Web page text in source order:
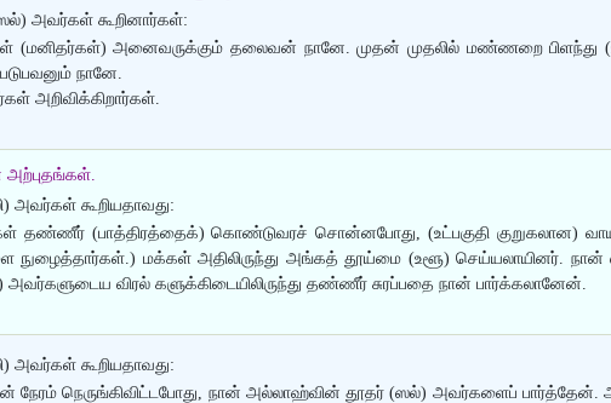
அவர்கள் கூறினார்கள்:
(மனிதர்கள்) அனைவருக்கும் தலைவன் நானே. முதன் முதலில் மண்ணறை பிளந்து
நானே.
அறிவிக்கிறார்கள்.
அற்புதங்கள்.
அவர்கள் கூறியதாவது:
தண்ணீர் (பாத்திரத்தைக்) கொண்டுவரச் சொன்னபோது, (உட்பகுதி குறுகலான)
நுழைத்தார்கள்.) மக்கள் அதிலிருந்து அங்கத் தூய்மை (உளூ) செய்யலாயினர்.
அவர்களுடைய விரல் களுக்கிடையிலிருந்து தண்ணீர் சுரப்பதை நான் பார்க்கலானேன்.
அவர்கள் கூறியதாவது:
நேரம் நெருங்கிவிட்டபோது, நான் அல்லாஹ்வின் தூதர் (ஸல்) அவர்களைப்